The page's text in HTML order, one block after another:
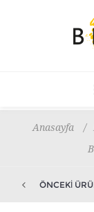
Anasayfa /
ÖNCEKI